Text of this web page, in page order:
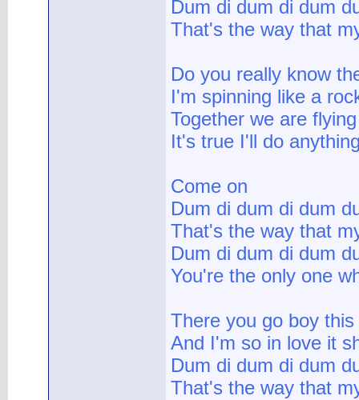
Dum di dum di dum
That's the way that
Do you really know
I'm spinning like a
Together we are
It's true I'll do
Come on
Dum di dum di dum
That's the way that
Dum di dum di dum
You're the only one
There you go boy
And I'm so in love it
Dum di dum di dum
That's the way that